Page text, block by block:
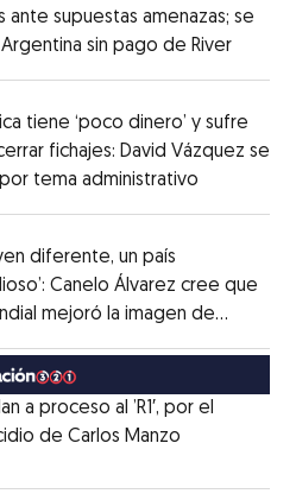
ante supuestas amenazas; se
sin pago de RiverOpens
tiene ‘poco dinero’ y sufre
fichajes: David Vázquez se
tema administrativo
diferente, un país
Canelo Álvarez cree que
mejoró la imagen de
a proceso al ’R1′, por el
de Carlos Manzo